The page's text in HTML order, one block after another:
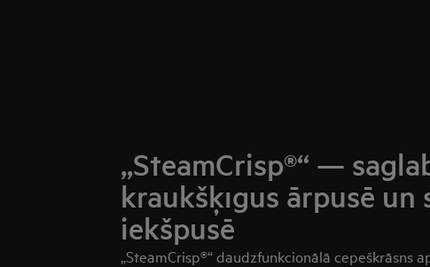
„SteamCrisp®“ —
kraukšķīgus ārpusē un
iekšpusē
„SteamCrisp®“ daudzfunkcionālā cepeškrāsns